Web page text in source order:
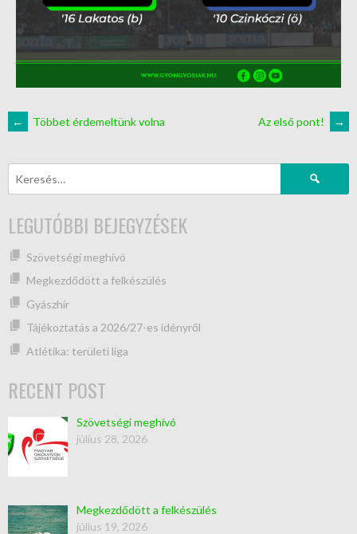
← Többet érdemeltünk volna Az első pont! →
LEGUTÓBBI BEJEGYZÉSEK
Szövetségi meghívó
Megkezdődött a felkészülés
Gyászhír
Tájékoztatás a 2026/27-es idényről
Atlétika: területi liga
RECENT POST
Szövetségi meghívó
július 28, 2026
Megkezdődött a felkészülés
július 19, 2026